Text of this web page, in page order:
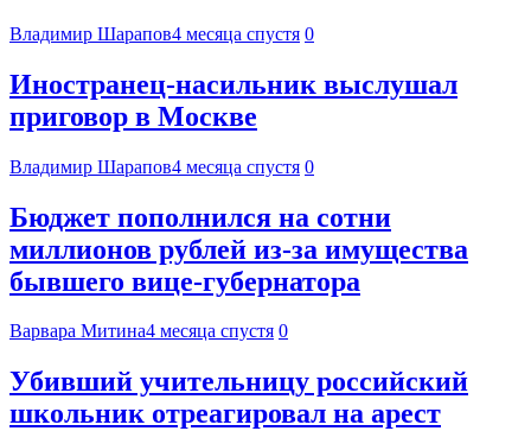
Владимир Шарапов4 месяца спустя 0
Иностранец-насильник выслушал
приговор в Москве
Владимир Шарапов4 месяца спустя 0
Бюджет пополнился на сотни
миллионов рублей из-за имущества
бывшего вице-губернатора
Варвара Митина4 месяца спустя 0
Убивший учительницу российский
школьник отреагировал на арест